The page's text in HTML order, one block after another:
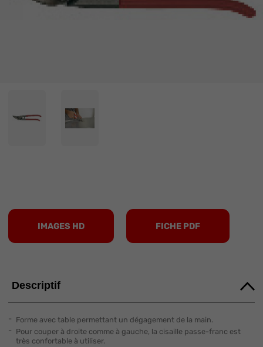
IMAGES HD FICHE PDF
Descriptif
Forme avec table permettant un dégagement de la main.
Pour couper à droite comme à gauche, la cisaille passe-franc est
très confortable à utiliser.